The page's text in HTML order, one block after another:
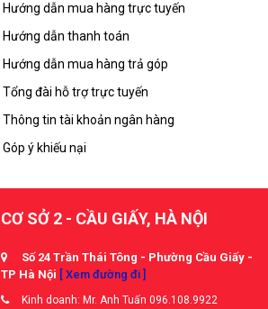
Hướng dẫn mua hàng trực tuyến
Hướng dẫn thanh toán
Hướng dẫn mua hàng trả góp
Tổng đài hỗ trợ trực tuyến
Thông tin tài khoản ngân hàng
Góp ý khiếu nại
CƠ SỞ 2 - CẦU GIẤY, HÀ NỘI
Số 24 Trần Thái Tông - Phường Cầu Giấy -
TP Hà Nội [ Xem đường đi ]
Kinh doanh: Mr. Anh Tuấn 096.108.9922